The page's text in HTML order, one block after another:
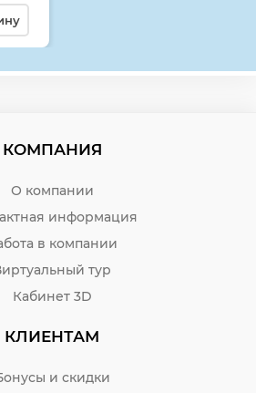
КОМПАНИЯ
О компании
информация
в компании
тур
Кабинет 3D
КЛИЕНТАМ
и скидки